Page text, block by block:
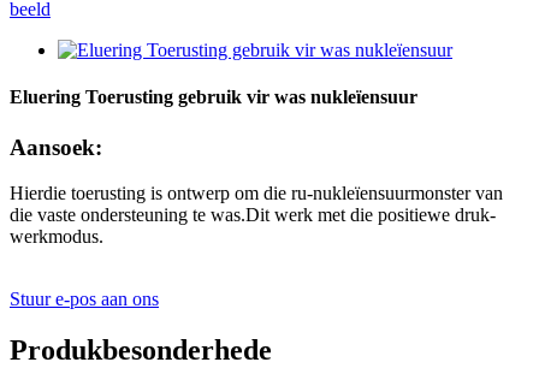
Eluering Toerusting gebruik vir was nukleïensuur
Aansoek:
Hierdie toerusting is ontwerp om die ru-nukleïensuurmonster van
die vaste ondersteuning te was.Dit werk met die positiewe druk-
werkmodus.
Stuur e-pos aan ons
Produkbesonderhede